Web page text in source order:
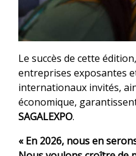
Le succès de cette
entreprises exposantes
internationaux invités,
économique,
SAGALEXPO.
« En 2026, nous en